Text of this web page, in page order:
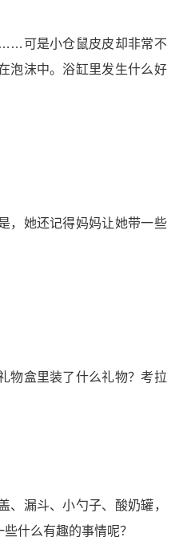
可是小仓鼠皮皮却非常不
泡沫中。浴缸里发生什么好
，她还记得妈妈让她带一些
物盒里装了什么礼物？考拉
、漏斗、小勺子、酸奶罐，
什么有趣的事情呢？